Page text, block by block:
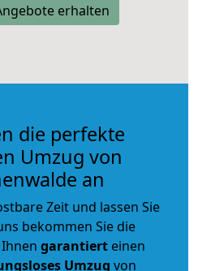
erhalten
die perfekte
Umzug von
an
Zeit und lassen Sie
bekommen Sie die
garantiert einen
Umzug von